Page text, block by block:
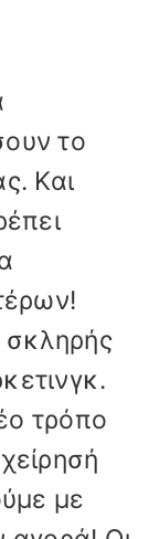
το
Και
σκληρής
τρόπο
με